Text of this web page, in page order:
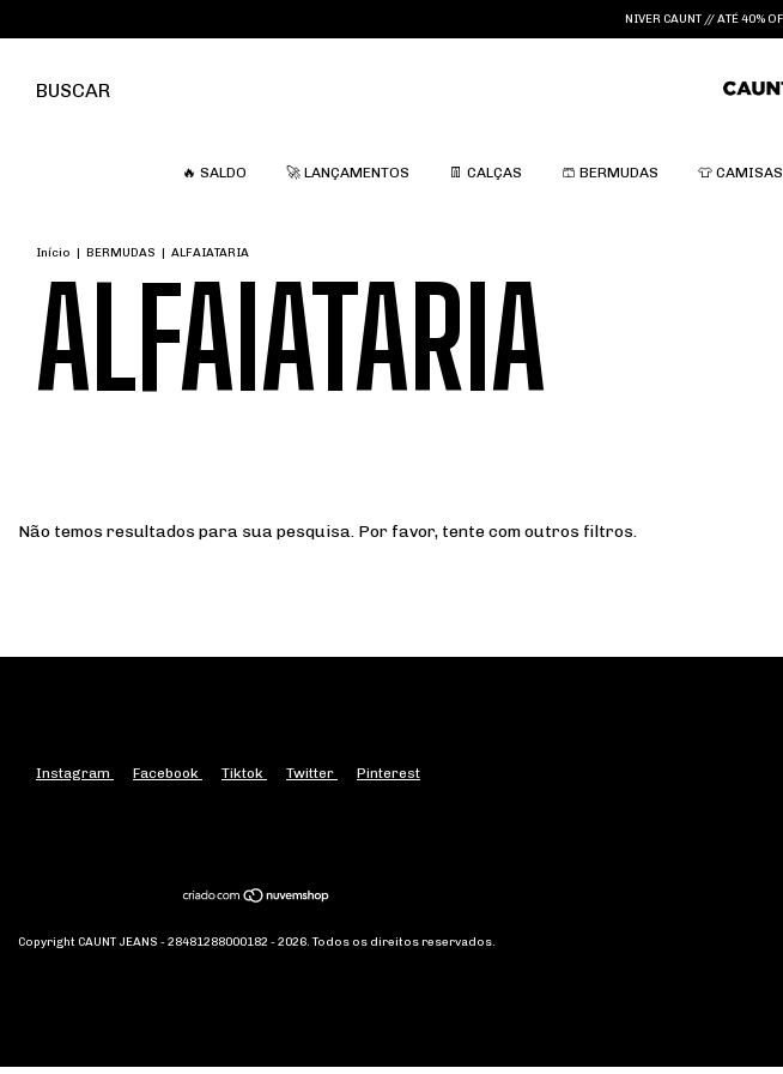
NIVER CAUNT // ATÉ 40% OFF
BUSCAR
🔥 SALDO 🚀 LANÇAMENTOS 👖 CALÇAS 🩳 BERMUDAS 👕 CAMISAS
Início | BERMUDAS | ALFAIATARIA
ALFAIATARIA
Não temos resultados para sua pesquisa. Por favor, tente com outros filtros.
Instagram Facebook Tiktok Twitter Pinterest
Copyright CAUNT JEANS - 28481288000182 - 2026. Todos os direitos reservados.